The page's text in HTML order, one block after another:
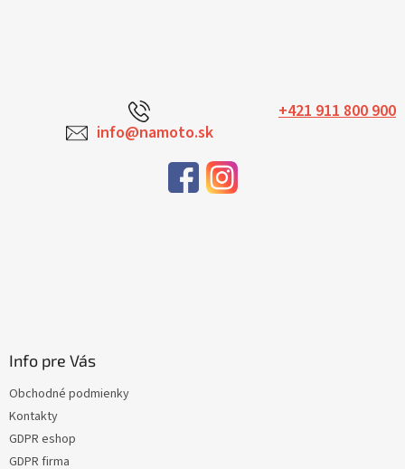
+421 911 800 900
info@namoto.sk
Info pre Vás
Obchodné podmienky
Kontakty
GDPR eshop
GDPR firma